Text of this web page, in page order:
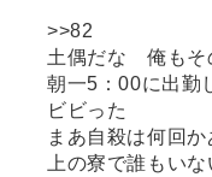
>>82
土偶だな 俺もそ
朝一5：00に出勤
ビビった
まあ自殺は何回
上の寮で誰もい